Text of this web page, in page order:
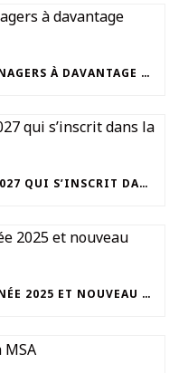
SANTÉ AU TRAVAIL : DES MANAGERS À DAVANTAGE OUTILLER
UN CHARGES ET PRODUITS 2027 QUI S’INSCRIT DANS LA CONTINUITÉ
UNOCAM : RETOUR SUR L’ANNÉE 2025 ET NOUVEAU SECRÉTAIRE GÉNÉRAL